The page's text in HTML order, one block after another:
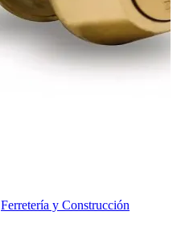
Ferretería y Construcción